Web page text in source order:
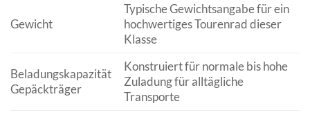
Gewicht
Typische Gewichtsangabe für ein
hochwertiges Tourenrad dieser
Klasse
Beladungskapazität
Gepäckträger
Konstruiert für normale bis hohe
Zuladung für alltägliche
Transporte